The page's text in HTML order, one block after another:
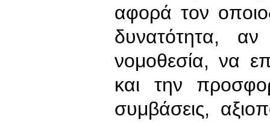
αφορά τον
δυνατότητα,
νομοθεσία, να
και την
συμβάσεις,